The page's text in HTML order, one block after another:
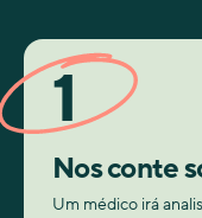
1
Nos conte
Um médico irá